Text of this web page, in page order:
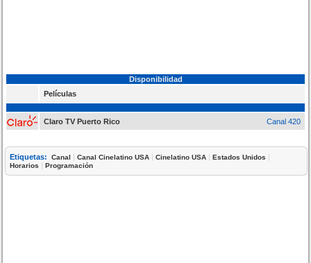
Disponibilidad
Películas
Claro TV Puerto Rico Canal 420
Etiquetas: Canal |Canal Cinelatino USA |Cinelatino USA |Estados Unidos |
Horarios |Programación